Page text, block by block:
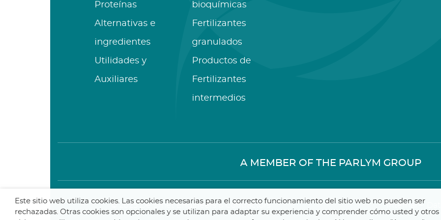
Proteínas
Alternativas e
ingredientes
Utilidades y
Auxiliares
bioquímicas
Fertilizantes
granulados
Productos de
Fertilizantes
intermedios
A MEMBER OF THE PARLYM GROUP
© 2025 De Smet Engineers & Contractors Internal–
Este sitio web utiliza cookies. Las cookies necesarias para el correcto funcionamiento del sitio web no pueden ser
rechazadas. Otras cookies son opcionales y se utilizan para adaptar su experiencia y comprender cómo usted y otros